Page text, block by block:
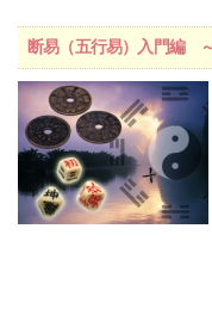
断易（五行易）入門編